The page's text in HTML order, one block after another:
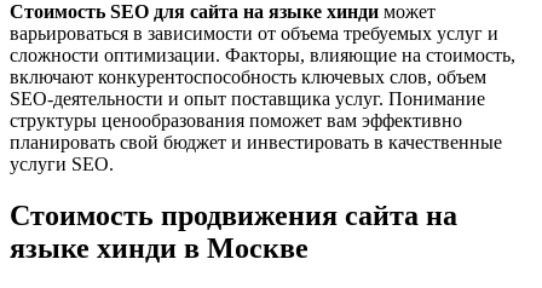
Стоимость SEO для сайта на языке хинди может
варьироваться в зависимости от объема требуемых услуг и
сложности оптимизации. Факторы, влияющие на стоимость,
включают конкурентоспособность ключевых слов, объем
SEO-деятельности и опыт поставщика услуг. Понимание
структуры ценообразования поможет вам эффективно
планировать свой бюджет и инвестировать в качественные
услуги SEO.
Стоимость продвижения сайта на
языке хинди в Москве